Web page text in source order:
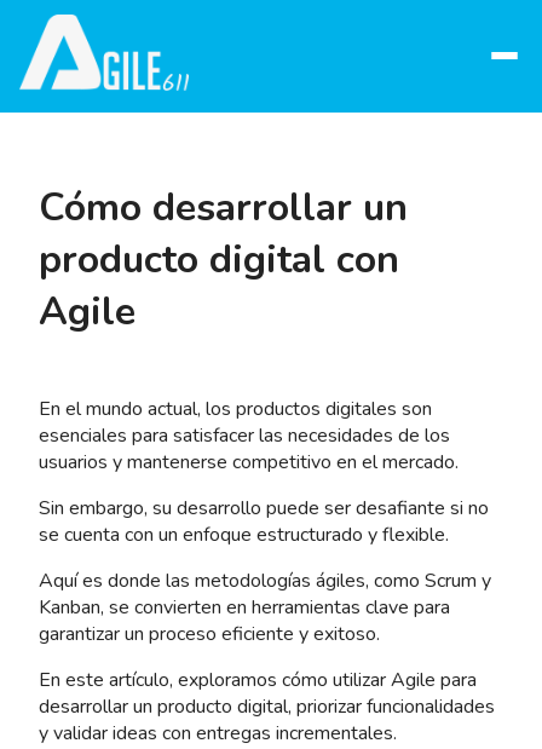
Abrir
Cómo desarrollar un
producto digital con
Agile
En el mundo actual, los productos digitales son
esenciales para satisfacer las necesidades de los
usuarios y mantenerse competitivo en el mercado.
Sin embargo, su desarrollo puede ser desafiante si no
se cuenta con un enfoque estructurado y flexible.
Aquí es donde las metodologías ágiles, como Scrum y
Kanban, se convierten en herramientas clave para
garantizar un proceso eficiente y exitoso.
En este artículo, exploramos cómo utilizar Agile para
desarrollar un producto digital, priorizar funcionalidades
y validar ideas con entregas incrementales.